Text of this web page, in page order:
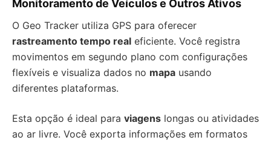
Monitoramento de Veículos e Outros Ativos
O Geo Tracker utiliza GPS para oferecer
rastreamento tempo real eficiente. Você registra
movimentos em segundo plano com configurações
flexíveis e visualiza dados no mapa usando
diferentes plataformas.
Esta opção é ideal para viagens longas ou atividades
ao ar livre. Você exporta informações em formatos